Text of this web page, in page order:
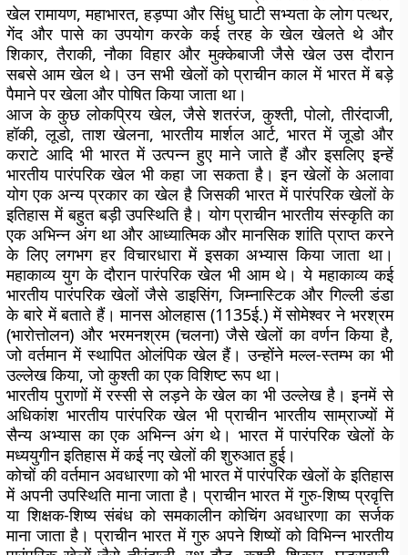
खेल रामायण, महाभारत, हड़प्पा और सिंधु घाटी सभ्यता के लोग पत्थर,
गेंद और पासे का उपयोग करके कई तरह के खेल खेलते थे और
शिकार, तैराकी, नौका विहार और मुक्केबाजी जैसे खेल उस दौरान
सबसे आम खेल थे। उन सभी खेलों को प्राचीन काल में भारत में बड़े
पैमाने पर खेला और पोषित किया जाता था।
आज के कुछ लोकप्रिय खेल, जैसे शतरंज, कुश्ती, पोलो, तीरंदाजी,
हॉकी, लूडो, ताश खेलना, भारतीय मार्शल आर्ट, भारत में जूडो और
कराटे आदि भी भारत में उत्पन्न हुए माने जाते हैं और इसलिए इन्हें
भारतीय पारंपरिक खेल भी कहा जा सकता है। इन खेलों के अलावा
योग एक अन्य प्रकार का खेल है जिसकी भारत में पारंपरिक खेलों के
इतिहास में बहुत बड़ी उपस्थिति है। योग प्राचीन भारतीय संस्कृति का
एक अभिन्न अंग था और आध्यात्मिक और मानसिक शांति प्राप्त करने
के लिए लगभग हर विचारधारा में इसका अभ्यास किया जाता था।
महाकाव्य युग के दौरान पारंपरिक खेल भी आम थे। ये महाकाव्य कई
भारतीय पारंपरिक खेलों जैसे डाइसिंग, जिम्नास्टिक और गिल्ली डंडा
के बारे में बताते हैं। मानस ओलहास (1135ई.) में सोमेश्वर ने भरश्रम
(भारोत्तोलन) और भरमनश्रम (चलना) जैसे खेलों का वर्णन किया है,
जो वर्तमान में स्थापित ओलंपिक खेल हैं। उन्होंने मल्ल-स्तम्भ का भी
उल्लेख किया, जो कुश्ती का एक विशिष्ट रूप था।
भारतीय पुराणों में रस्सी से लड़ने के खेल का भी उल्लेख है। इनमें से
अधिकांश भारतीय पारंपरिक खेल भी प्राचीन भारतीय साम्राज्यों में
सैन्य अभ्यास का एक अभिन्न अंग थे। भारत में पारंपरिक खेलों के
मध्ययुगीन इतिहास में कई नए खेलों की शुरुआत हुई।
कोचों की वर्तमान अवधारणा को भी भारत में पारंपरिक खेलों के इतिहास
में अपनी उपस्थिति माना जाता है। प्राचीन भारत में गुरु-शिष्य प्रवृत्ति
या शिक्षक-शिष्य संबंध को समकालीन कोचिंग अवधारणा का सर्जक
माना जाता है। प्राचीन भारत में गुरु अपने शिष्यों को विभिन्न भारतीय